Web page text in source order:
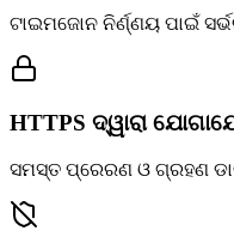
ଟାଇମଜୋନ ନିର୍ଣ୍ଣୟ ପାଇଁ
HTTPS ଦ୍ୱାରା
ସମସ୍ତ ପ୍ରେରଣ ଓ ଗ୍ରହଣ